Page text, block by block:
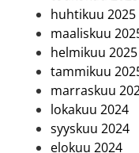
huhtikuu 2025
maaliskuu
helmikuu 2025
tammikuu
marraskuu
lokakuu 2024
syyskuu 2024
elokuu 2024